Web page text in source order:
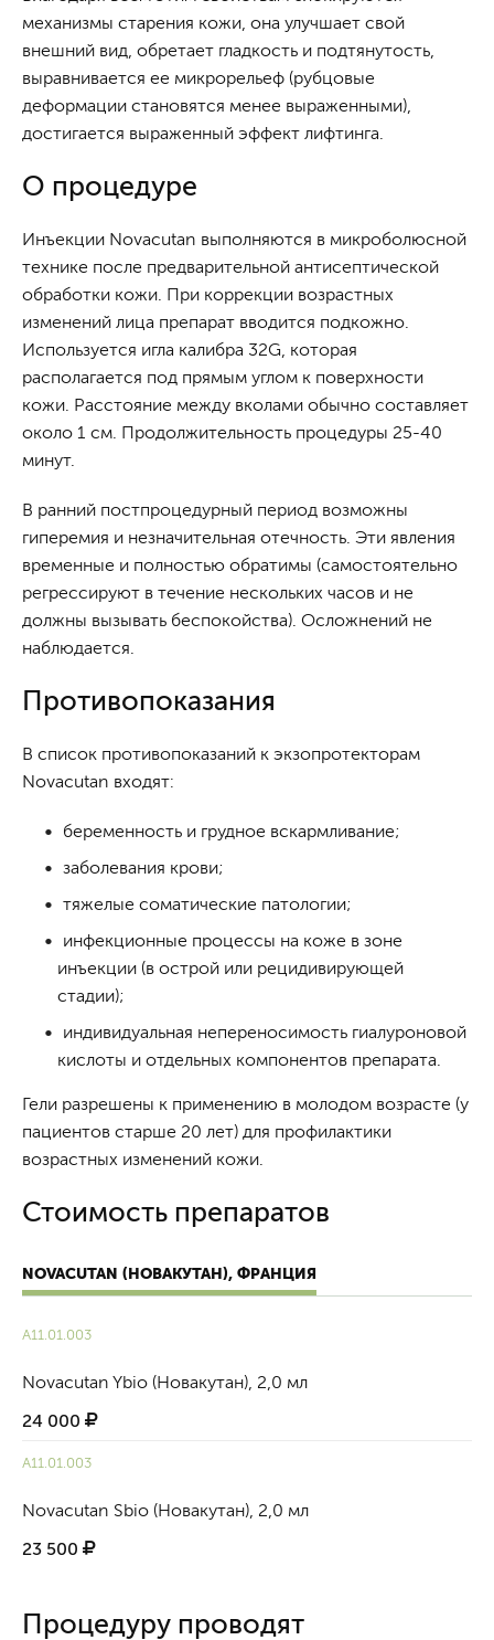
механизмы старения кожи, она улучшает свой
внешний вид, обретает гладкость и подтянутость,
выравнивается ее микрорельеф (рубцовые
деформации становятся менее выраженными),
достигается выраженный эффект лифтинга.
О процедуре
Инъекции Novacutan выполняются в микроболюсной
технике после предварительной антисептической
обработки кожи. При коррекции возрастных
изменений лица препарат вводится подкожно.
Используется игла калибра 32G, которая
располагается под прямым углом к поверхности
кожи. Расстояние между вколами обычно составляет
около 1 см. Продолжительность процедуры 25-40
минут.
В ранний постпроцедурный период возможны
гиперемия и незначительная отечность. Эти явления
временные и полностью обратимы (самостоятельно
регрессируют в течение нескольких часов и не
должны вызывать беспокойства). Осложнений не
наблюдается.
Противопоказания
В список противопоказаний к экзопротекторам
Novacutan входят:
беременность и грудное вскармливание;
заболевания крови;
тяжелые соматические патологии;
инфекционные процессы на коже в зоне
инъекции (в острой или рецидивирующей
стадии);
индивидуальная непереносимость гиалуроновой
кислоты и отдельных компонентов препарата.
Гели разрешены к применению в молодом возрасте (у
пациентов старше 20 лет) для профилактики
возрастных изменений кожи.
Стоимость препаратов
NOVACUTAN (НОВАКУТАН), ФРАНЦИЯ
А11.01.003
Novacutan Ybio (Новакутан), 2,0 мл
24 000
А11.01.003
Novacutan Sbio (Новакутан), 2,0 мл
23 500
Процедуру проводят